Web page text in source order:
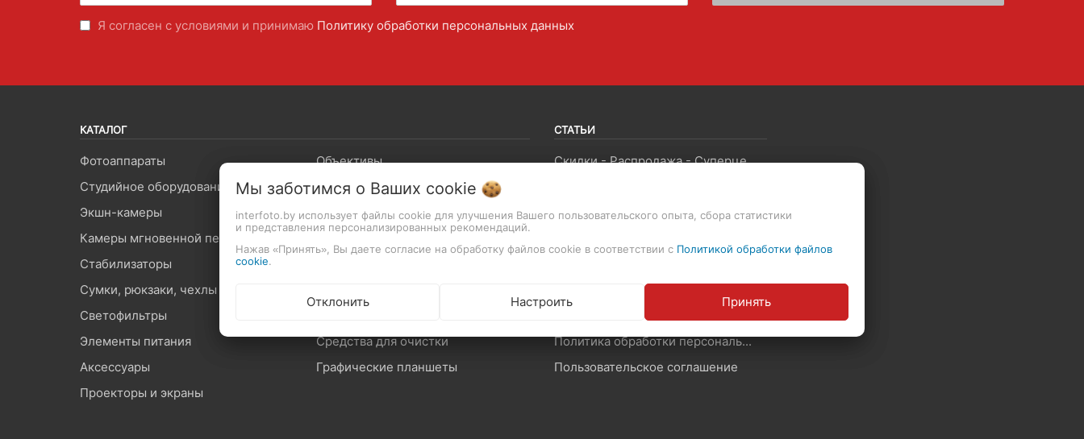
Я согласен с условиями и принимаю Политику обработки персональных данных
КАТАЛОГ
Фотоаппараты
Объективы
Студийное оборудование
Видеопроизводство
Экшн-камеры
Вспышки и лампы
Камеры мгновенной печати
Штативы и крепления
Стабилизаторы
Сумки, рюкзаки, чехлы
Светофильтры
Элементы питания
Средства для очистки
Аксессуары
Графические планшеты
Проекторы и экраны
СТАТЬИ
Скидки - Распродажа - Суперцены
Как совершить покупку
Производители и импортеры
Договор публичной оферты
Политика обработки персональных данных
Пользовательское соглашение
Мы заботимся о Ваших cookie
interfoto.by использует файлы cookie для улучшения Вашего пользовательского опыта, сбора статистики
и представления персонализированных рекомендаций.
Нажав «Принять», Вы даете согласие на обработку файлов cookie в соответствии с Политикой обработки файлов
cookie.
Отклонить Настроить Принять